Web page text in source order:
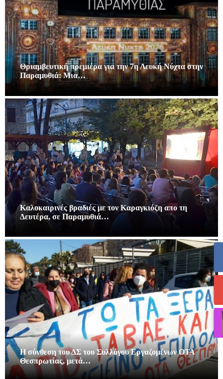
Θριαμβευτική πρεμιέρα για την 7η Λευκή Νύχτα στην
Παραμυθιά: Μια…
Καλοκαιρινές βραδιές με τον Καραγκιόζη απο τη
Δευτέρα, σε Παραμυθιά…
Η σύνθεση του ΔΣ του Συλλόγου Εργαζομένων ΟΤΑ
Θεσπρωτίας, μετά…